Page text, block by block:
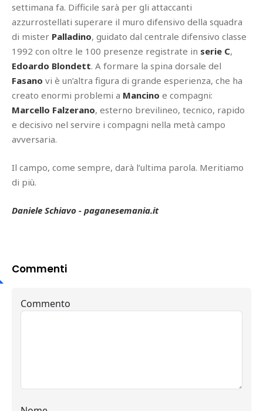
settimana fa. Difficile sarà per gli attaccanti
azzurrostellati superare il muro difensivo della squadra
di mister Palladino, guidato dal centrale difensivo classe
1992 con oltre le 100 presenze registrate in serie C,
Edoardo Blondett. A formare la spina dorsale del
Fasano vi è un’altra figura di grande esperienza, che ha
creato enormi problemi a Mancino e compagni:
Marcello Falzerano, esterno brevilineo, tecnico, rapido
e decisivo nel servire i compagni nella metà campo
avversaria.
Il campo, come sempre, darà l’ultima parola. Meritiamo
di più.
Daniele Schiavo - paganesemania.it
Commenti